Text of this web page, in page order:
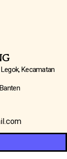
Kecamatan